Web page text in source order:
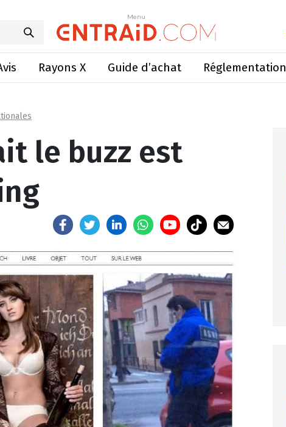
Menu
Rayons X Guide d’achat Réglementation
Menu
le buzz est dans le Zapping
le buzz est